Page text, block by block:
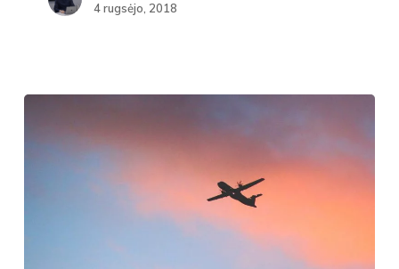
4 rugsėjo, 2018